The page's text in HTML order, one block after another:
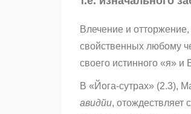
Влечение и отторжение,
свойственных любому
своего истинного «я» и
В «Йога-сутрах» (2.3),
авидйи, отождествляет